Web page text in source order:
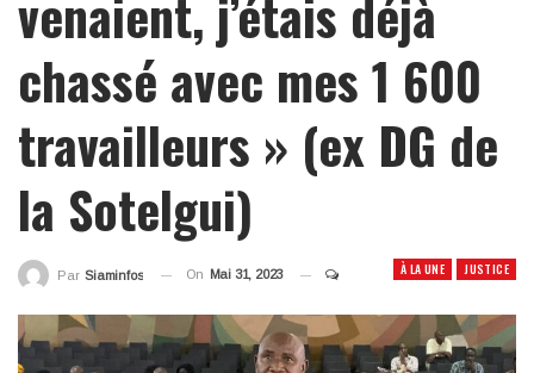
venaient, j’étais déjà
chassé avec mes 1 600
travailleurs » (ex DG de
la Sotelgui)
À LA UNE JUSTICE
Par Siaminfos On Mai 31, 2023